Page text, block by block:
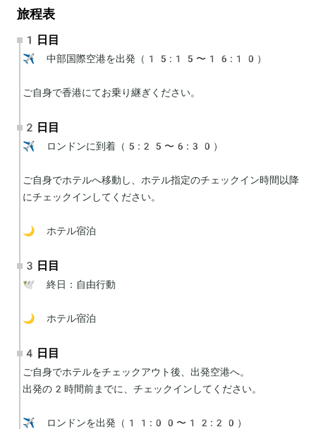
旅程表
1日目
✈️ 中部国際空港を出発（15:15〜16:10）
ご自身で香港にてお乗り継ぎください。
2日目
✈️ ロンドンに到着（5:25〜6:30）
ご自身でホテルへ移動し、ホテル指定のチェックイン時間以降
にチェックインしてください。
🌙 ホテル宿泊
3日目
🕊 終日：自由行動
🌙 ホテル宿泊
4日目
ご自身でホテルをチェックアウト後、出発空港へ。
出発の2時間前までに、チェックインしてください。
✈️ ロンドンを出発（11:00〜12:20）